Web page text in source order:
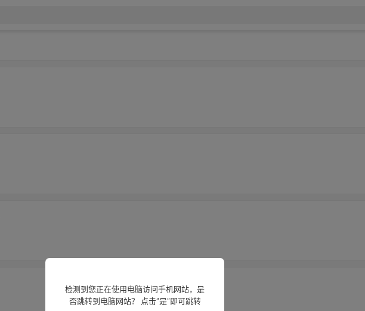
检测到您正在使用电脑访问手机网站，是
否跳转到电脑网站？ 点击“是”即可跳转